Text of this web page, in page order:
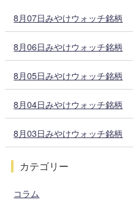
8月07日みやけウォッチ銘柄
8月06日みやけウォッチ銘柄
8月05日みやけウォッチ銘柄
8月04日みやけウォッチ銘柄
8月03日みやけウォッチ銘柄
カテゴリー
コラム